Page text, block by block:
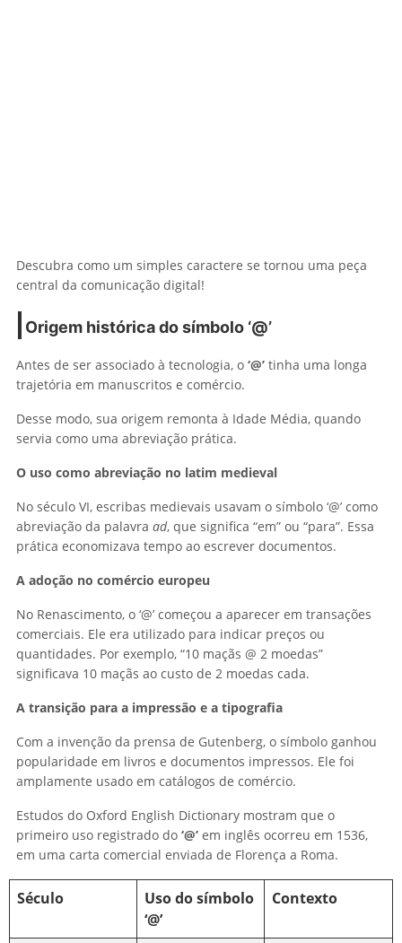
Descubra como um simples caractere se tornou uma peça
central da comunicação digital!
Origem histórica do símbolo ‘@’
Antes de ser associado à tecnologia, o ‘@’ tinha uma longa
trajetória em manuscritos e comércio.
Desse modo, sua origem remonta à Idade Média, quando
servia como uma abreviação prática.
O uso como abreviação no latim medieval
No século VI, escribas medievais usavam o símbolo ‘@’ como
abreviação da palavra ad, que significa “em” ou “para”. Essa
prática economizava tempo ao escrever documentos.
A adoção no comércio europeu
No Renascimento, o ‘@’ começou a aparecer em transações
comerciais. Ele era utilizado para indicar preços ou
quantidades. Por exemplo, “10 maçãs @ 2 moedas”
significava 10 maçãs ao custo de 2 moedas cada.
A transição para a impressão e a tipografia
Com a invenção da prensa de Gutenberg, o símbolo ganhou
popularidade em livros e documentos impressos. Ele foi
amplamente usado em catálogos de comércio.
Estudos do Oxford English Dictionary mostram que o
primeiro uso registrado do ‘@’ em inglês ocorreu em 1536,
em uma carta comercial enviada de Florença a Roma.
Século
Uso do símbolo
‘@’
Contexto